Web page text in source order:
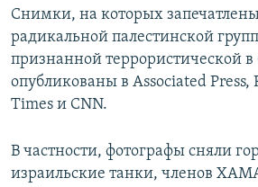
Снимки, на которых
радикальной палестинской
признанной террористической
опубликованы в Associated Press,
Times и CNN.
В частности, фотографы сняли
израильские танки, членов